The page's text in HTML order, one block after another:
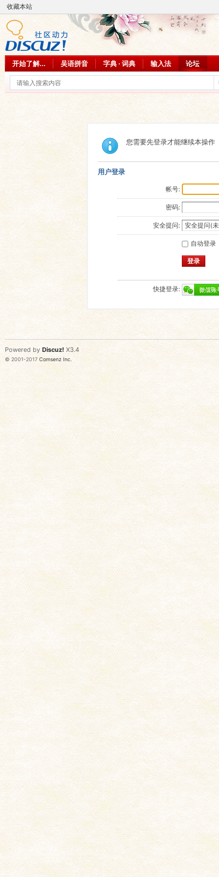
收藏本站
开始了解... 吴语拼音 字典 · 词典 输入法 论坛
您需要先登录才能继续本操作
用户登录
帐号:
密码:
安全提问:
自动登录
登录
快捷登录:
Powered by Discuz! X3.4
© 2001-2017 Comsenz Inc.